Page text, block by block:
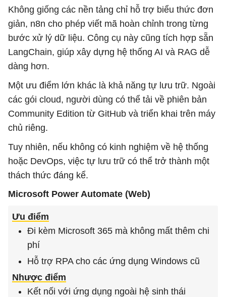
Không giống các nền tảng chỉ hỗ trợ biểu thức đơn
giản, n8n cho phép viết mã hoàn chỉnh trong từng
bước xử lý dữ liệu. Công cụ này cũng tích hợp sẵn
LangChain, giúp xây dựng hệ thống AI và RAG dễ
dàng hơn.
Một ưu điểm lớn khác là khả năng tự lưu trữ. Ngoài
các gói cloud, người dùng có thể tải về phiên bản
Community Edition từ GitHub và triển khai trên máy
chủ riêng.
Tuy nhiên, nếu không có kinh nghiệm về hệ thống
hoặc DevOps, việc tự lưu trữ có thể trở thành một
thách thức đáng kể.
Microsoft Power Automate (Web)
Ưu điểm
Đi kèm Microsoft 365 mà không mất thêm chi
phí
Hỗ trợ RPA cho các ứng dụng Windows cũ
Nhược điểm
Kết nối với ứng dụng ngoài hệ sinh thái